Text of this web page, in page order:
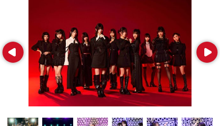
Prev Next